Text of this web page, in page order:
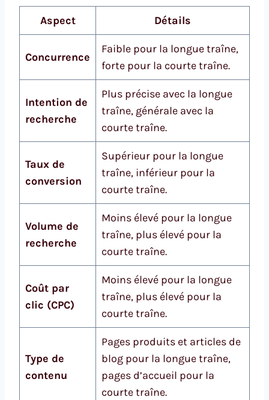
Aspect Détails
Concurrence
Faible pour la longue traîne,
forte pour la courte traîne.
Intention de
recherche
Plus précise avec la longue
traîne, générale avec la
courte traîne.
Taux de
conversion
Supérieur pour la longue
traîne, inférieur pour la
courte traîne.
Volume de
recherche
Moins élevé pour la longue
traîne, plus élevé pour la
courte traîne.
Coût par
clic (CPC)
Moins élevé pour la longue
traîne, plus élevé pour la
courte traîne.
Type de
contenu
Pages produits et articles de
blog pour la longue traîne,
pages d’accueil pour la
courte traîne.